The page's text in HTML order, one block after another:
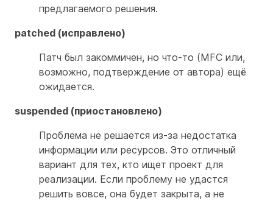
предлагаемого решения.
patched (исправлено)
Патч был закоммичен, но что-то (MFC или,
возможно, подтверждение от автора) ещё
ожидается.
suspended (приостановлено)
Проблема не решается из-за недостатка
информации или ресурсов. Это отличный
вариант для тех, кто ищет проект для
реализации. Если проблему не удастся
решить вовсе, она будет закрыта, а не